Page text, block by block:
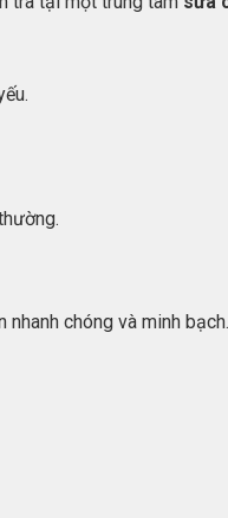
chóng và minh